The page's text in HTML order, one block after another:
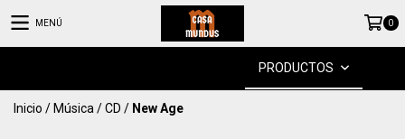
MENÚ 0
PRODUCTOS
Inicio / Música /CD / New Age